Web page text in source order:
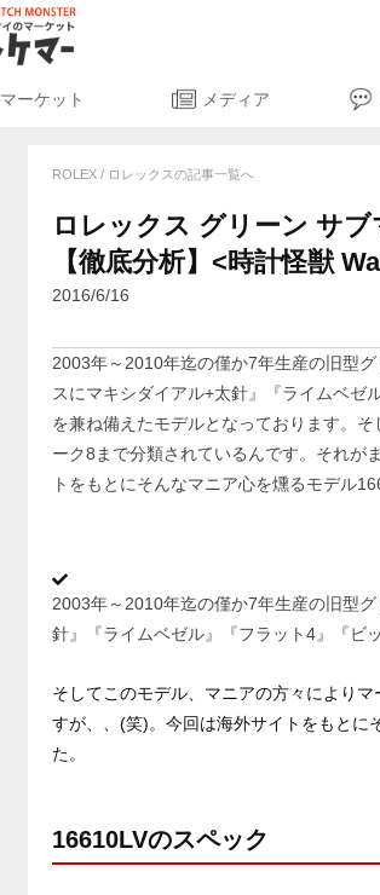
マーケット メディア
ROLEX / ロレックスの記事一覧へ
ロレックス グリーン サ
【徹底分析】<時計怪獣
2016/6/16
2003年～2010年迄の僅か7年生産の旧型
スにマキシダイアル+太針』『ライムベゼ
を兼ね備えたモデルとなっております。
ーク8まで分類されているんです。それが
トをもとにそんなマニア心を燻るモデル
2003年～2010年迄の僅か7年生産の旧型
針』『ライムベゼル』『フラット4』『ビ
そしてこのモデル、マニアの方々により
すが、、(笑)。今回は海外サイトをもとに
た。
16610LVのスペック